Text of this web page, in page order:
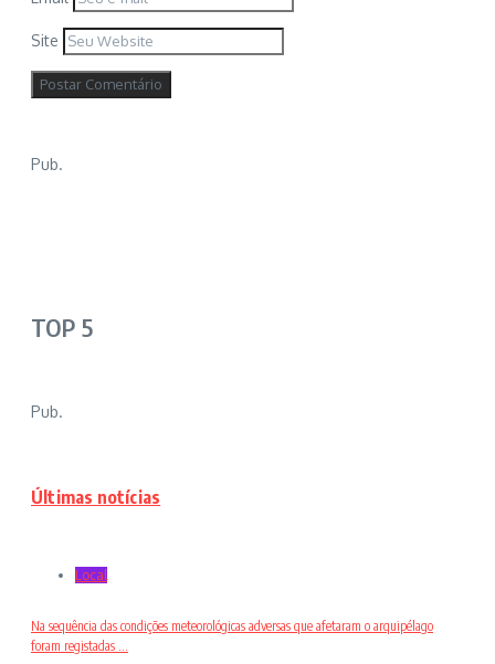
Site
Pub.
TOP 5
Pub.
Últimas notícias
Local
Na sequência das condições meteorológicas adversas que afetaram o arquipélago
foram registadas ...